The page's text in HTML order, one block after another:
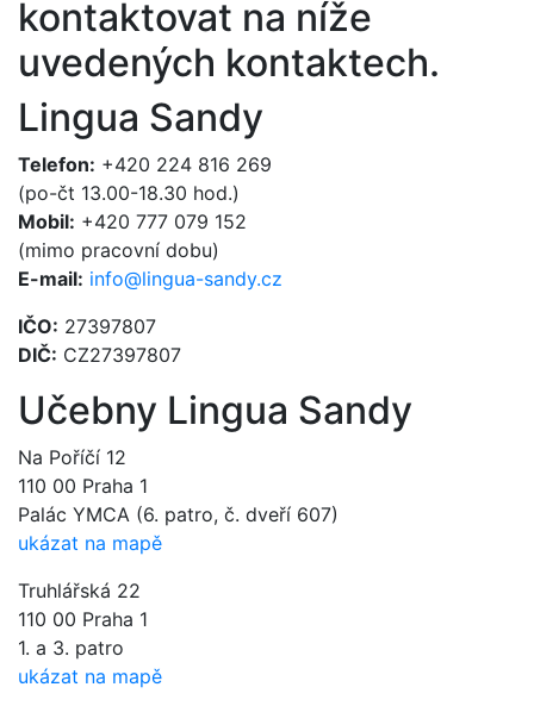
kontaktovat na níže
uvedených kontaktech.
Lingua Sandy
Telefon: +420 224 816 269
(po-čt 13.00-18.30 hod.)
Mobil: +420 777 079 152
(mimo pracovní dobu)
E-mail: info@lingua-sandy.cz
IČO: 27397807
DIČ: CZ27397807
Učebny Lingua Sandy
Na Poříčí 12
110 00 Praha 1
Palác YMCA (6. patro, č. dveří 607)
ukázat na mapě
Truhlářská 22
110 00 Praha 1
1. a 3. patro
ukázat na mapě